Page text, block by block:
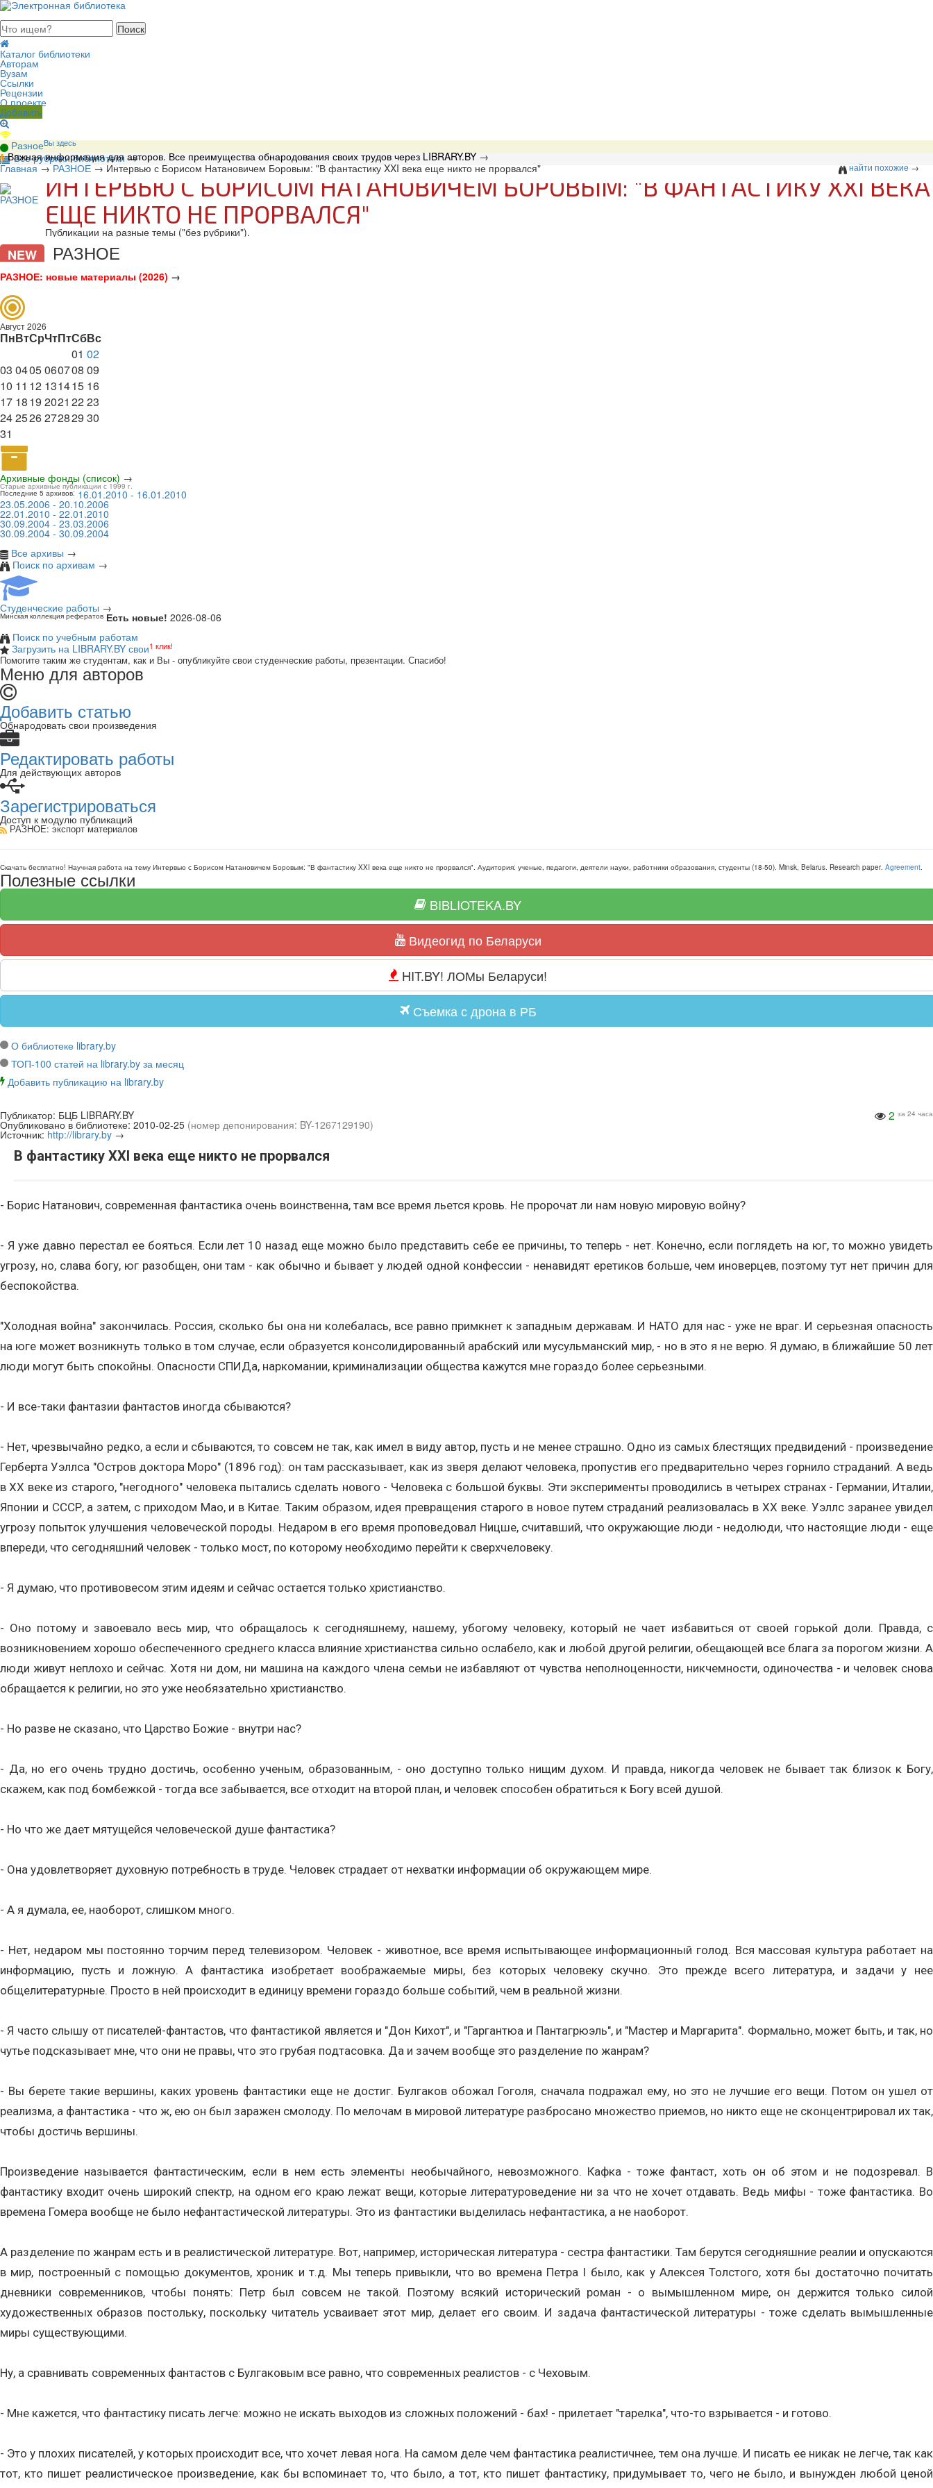
2026, четверг
Каталог библиотеки
Авторам
Вузам
Ссылки
Рецензии
О проекте
Добавить
РазноеВы здесь
Все рубрики библиотеки →
Важная информация для авторов. Все преимущества обнародования своих трудов через LIBRARY.BY→
найти похожие →
Главная→РАЗНОЕ → Интервью с Борисом Натановичем Боровым: "В фантастику XXI века еще никто не прорвался"
ИНТЕРВЬЮ С БОРИСОМ НАТАНОВИЧЕМ БОРОВЫМ: "В ФАНТАСТИКУ XXI ВЕКА
ЕЩЕ НИКТО НЕ ПРОРВАЛСЯ"
Публикации на разные темы ("без рубрики").
NEW РАЗНОЕ
РАЗНОЕ: новые материалы (2026) →
Август 2026
ПнВтСрЧтПтСбВс
01 02
03 0405060708 09
10 11 12 131415 16
17 1819 2021 2223
242526272829 30
31
Архивные фонды (список) →
Старые архивные публикации с 1999 г.
Последние 5 архивов: 16.01.2010 - 16.01.2010
23.05.2006 - 20.10.2006
22.01.2010 - 22.01.2010
30.09.2004 - 23.03.2006
30.09.2004 - 30.09.2004
Все архивы →
Поиск по архивам →
Студенческие работы →
Минская коллекция рефератов Есть новые! 2026-08-06
Поиск по учебным работам
Загрузить на LIBRARY.BY свои1 клик!
Помогите таким же студентам, как и Вы - опубликуйте свои студенческие работы, презентации. Спасибо!
Меню для авторов
Добавить статью
Обнародовать свои произведения
Редактировать работы
Для действующих авторов
Зарегистрироваться
Доступ к модулю публикаций
РАЗНОЕ: экспорт материалов
Скачать бесплатно! Научная работа на тему Интервью с Борисом Натановичем Боровым: "В фантастику XXI века еще никто не прорвался". Аудитория: ученые, педагоги, деятели науки, работники образования, студенты (18-50). Minsk, Belarus. Research paper. Agreement.
Полезные ссылки
BIBLIOTEKA.BY
Видеогид по Беларуси
HIT.BY! ЛОМы Беларуси!
Съемка с дрона в РБ
О библиотеке library.by
ТОП-100 статей на library.by за месяц
Добавить публикацию на library.by
2 за 24 часа
Публикатор: БЦБ LIBRARY.BY
Опубликовано в библиотеке: 2010-02-25 (номер депонирования: BY-1267129190)
Источник: http://library.by →
В фантастику XXI века еще никто не прорвался
- Борис Натанович, современная фантастика очень воинственна, там все время льется кровь. Не пророчат ли нам новую мировую войну?
- Я уже давно перестал ее бояться. Если лет 10 назад еще можно было представить себе ее причины, то теперь - нет. Конечно, если поглядеть на юг, то можно увидеть
угрозу, но, слава богу, юг разобщен, они там - как обычно и бывает у людей одной конфессии - ненавидят еретиков больше, чем иноверцев, поэтому тут нет причин для
беспокойства.
"Холодная война" закончилась. Россия, сколько бы она ни колебалась, все равно примкнет к западным державам. И НАТО для нас - уже не враг. И серьезная опасность
на юге может возникнуть только в том случае, если образуется консолидированный арабский или мусульманский мир, - но в это я не верю. Я думаю, в ближайшие 50 лет
люди могут быть спокойны. Опасности СПИДа, наркомании, криминализации общества кажутся мне гораздо более серьезными.
- И все-таки фантазии фантастов иногда сбываются?
- Нет, чрезвычайно редко, а если и сбываются, то совсем не так, как имел в виду автор, пусть и не менее страшно. Одно из самых блестящих предвидений - произведение
Герберта Уэллса "Остров доктора Моро" (1896 год): он там рассказывает, как из зверя делают человека, пропустив его предварительно через горнило страданий. А ведь
в ХХ веке из старого, "негодного" человека пытались сделать нового - Человека с большой буквы. Эти эксперименты проводились в четырех странах - Германии, Италии,
Японии и СССР, а затем, с приходом Мао, и в Китае. Таким образом, идея превращения старого в новое путем страданий реализовалась в ХХ веке. Уэллс заранее увидел
угрозу попыток улучшения человеческой породы. Недаром в его время проповедовал Ницше, считавший, что окружающие люди - недолюди, что настоящие люди - еще
впереди, что сегодняшний человек - только мост, по которому необходимо перейти к сверхчеловеку.
- Я думаю, что противовесом этим идеям и сейчас остается только христианство.
- Оно потому и завоевало весь мир, что обращалось к сегодняшнему, нашему, убогому человеку, который не чает избавиться от своей горькой доли. Правда, с
возникновением хорошо обеспеченного среднего класса влияние христианства сильно ослабело, как и любой другой религии, обещающей все блага за порогом жизни. А
люди живут неплохо и сейчас. Хотя ни дом, ни машина на каждого члена семьи не избавляют от чувства неполноценности, никчемности, одиночества - и человек снова
обращается к религии, но это уже необязательно христианство.
- Но разве не сказано, что Царство Божие - внутри нас?
- Да, но его очень трудно достичь, особенно ученым, образованным, - оно доступно только нищим духом. И правда, никогда человек не бывает так близок к Богу,
скажем, как под бомбежкой - тогда все забывается, все отходит на второй план, и человек способен обратиться к Богу всей душой.
- Но что же дает мятущейся человеческой душе фантастика?
- Она удовлетворяет духовную потребность в труде. Человек страдает от нехватки информации об окружающем мире.
- А я думала, ее, наоборот, слишком много.
- Нет, недаром мы постоянно торчим перед телевизором. Человек - животное, все время испытывающее информационный голод. Вся массовая культура работает на
информацию, пусть и ложную. А фантастика изобретает воображаемые миры, без которых человеку скучно. Это прежде всего литература, и задачи у нее
общелитературные. Просто в ней происходит в единицу времени гораздо больше событий, чем в реальной жизни.
- Я часто слышу от писателей-фантастов, что фантастикой является и "Дон Кихот", и "Гаргантюа и Пантагрюэль", и "Мастер и Маргарита". Формально, может быть, и так, но
чутье подсказывает мне, что они не правы, что это грубая подтасовка. Да и зачем вообще это разделение по жанрам?
- Вы берете такие вершины, каких уровень фантастики еще не достиг. Булгаков обожал Гоголя, сначала подражал ему, но это не лучшие его вещи. Потом он ушел от
реализма, а фантастика - что ж, ею он был заражен смолоду. По мелочам в мировой литературе разбросано множество приемов, но никто еще не сконцентрировал их так,
чтобы достичь вершины.
Произведение называется фантастическим, если в нем есть элементы необычайного, невозможного. Кафка - тоже фантаст, хоть он об этом и не подозревал. В
фантастику входит очень широкий спектр, на одном его краю лежат вещи, которые литературоведение ни за что не хочет отдавать. Ведь мифы - тоже фантастика. Во
времена Гомера вообще не было нефантастической литературы. Это из фантастики выделилась нефантастика, а не наоборот.
А разделение по жанрам есть и в реалистической литературе. Вот, например, историческая литература - сестра фантастики. Там берутся сегодняшние реалии и опускаются
в мир, построенный с помощью документов, хроник и т.д. Мы теперь привыкли, что во времена Петра I было, как у Алексея Толстого, хотя бы достаточно почитать
дневники современников, чтобы понять: Петр был совсем не такой. Поэтому всякий исторический роман - о вымышленном мире, он держится только силой
художественных образов постольку, поскольку читатель усваивает этот мир, делает его своим. И задача фантастической литературы - тоже сделать вымышленные
миры существующими.
Ну, а сравнивать современных фантастов с Булгаковым все равно, что современных реалистов - с Чеховым.
- Мне кажется, что фантастику писать легче: можно не искать выходов из сложных положений - бах! - прилетает "тарелка", что-то взрывается - и готово.
- Это у плохих писателей, у которых происходит все, что хочет левая нога. На самом деле чем фантастика реалистичнее, тем она лучше. И писать ее никак не легче, так как
тот, кто пишет реалистическое произведение, как бы вспоминает то, что было, а тот, кто пишет фантастику, придумывает то, чего не было, и вынужден любой ценой